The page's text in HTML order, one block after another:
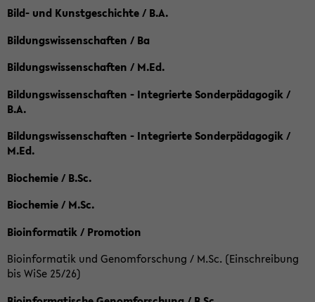
Bild- und Kunstgeschichte / B.A.
Bildungswissenschaften / Ba
Bildungswissenschaften / M.Ed.
Bildungswissenschaften - Integrierte Sonderpädagogik /
B.A.
Bildungswissenschaften - Integrierte Sonderpädagogik /
M.Ed.
Biochemie / B.Sc.
Biochemie / M.Sc.
Bioinformatik / Promotion
Bioinformatik und Genomforschung / M.Sc. (Einschreibung
bis WiSe 25/26)